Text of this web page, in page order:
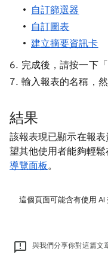
自訂篩選器
自訂圖表
建立摘要資訊卡
完成後，請按一下「
輸入報表的名稱，
結果
該報表現已顯示在報
望其他使用者能夠輕
導覽面板。
這個頁面可能含有使用 AI
與我們分享你對這篇文